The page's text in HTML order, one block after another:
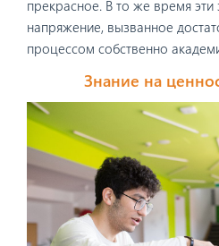
прекрасное. В то же время эти
напряжение, вызванное
процессом собственно
Знание на